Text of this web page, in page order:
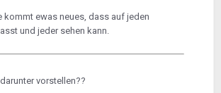
kommt ewas neues, dass auf jeden
und jeder sehen kann.
vorstellen??